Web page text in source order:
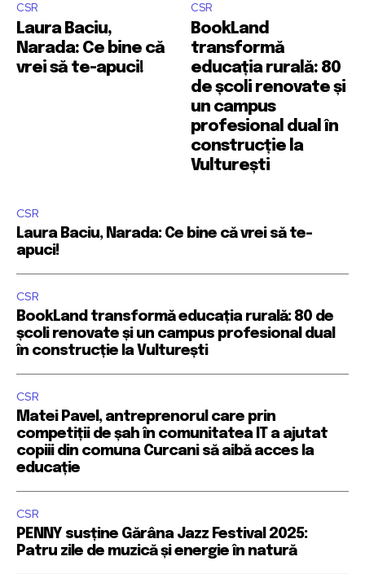
CSR
Laura Baciu,
Narada: Ce bine că
vrei să te-apuci!
CSR
BookLand
transformă
educația rurală: 80
de școli renovate și
un campus
profesional dual în
construcție la
Vulturești
CSR
Laura Baciu, Narada: Ce bine că vrei să te-
apuci!
CSR
BookLand transformă educația rurală: 80 de
școli renovate și un campus profesional dual
în construcție la Vulturești
CSR
Matei Pavel, antreprenorul care prin
competiții de șah în comunitatea IT a ajutat
copiii din comuna Curcani să aibă acces la
educație
CSR
PENNY susține Gărâna Jazz Festival 2025:
Patru zile de muzică și energie în natură